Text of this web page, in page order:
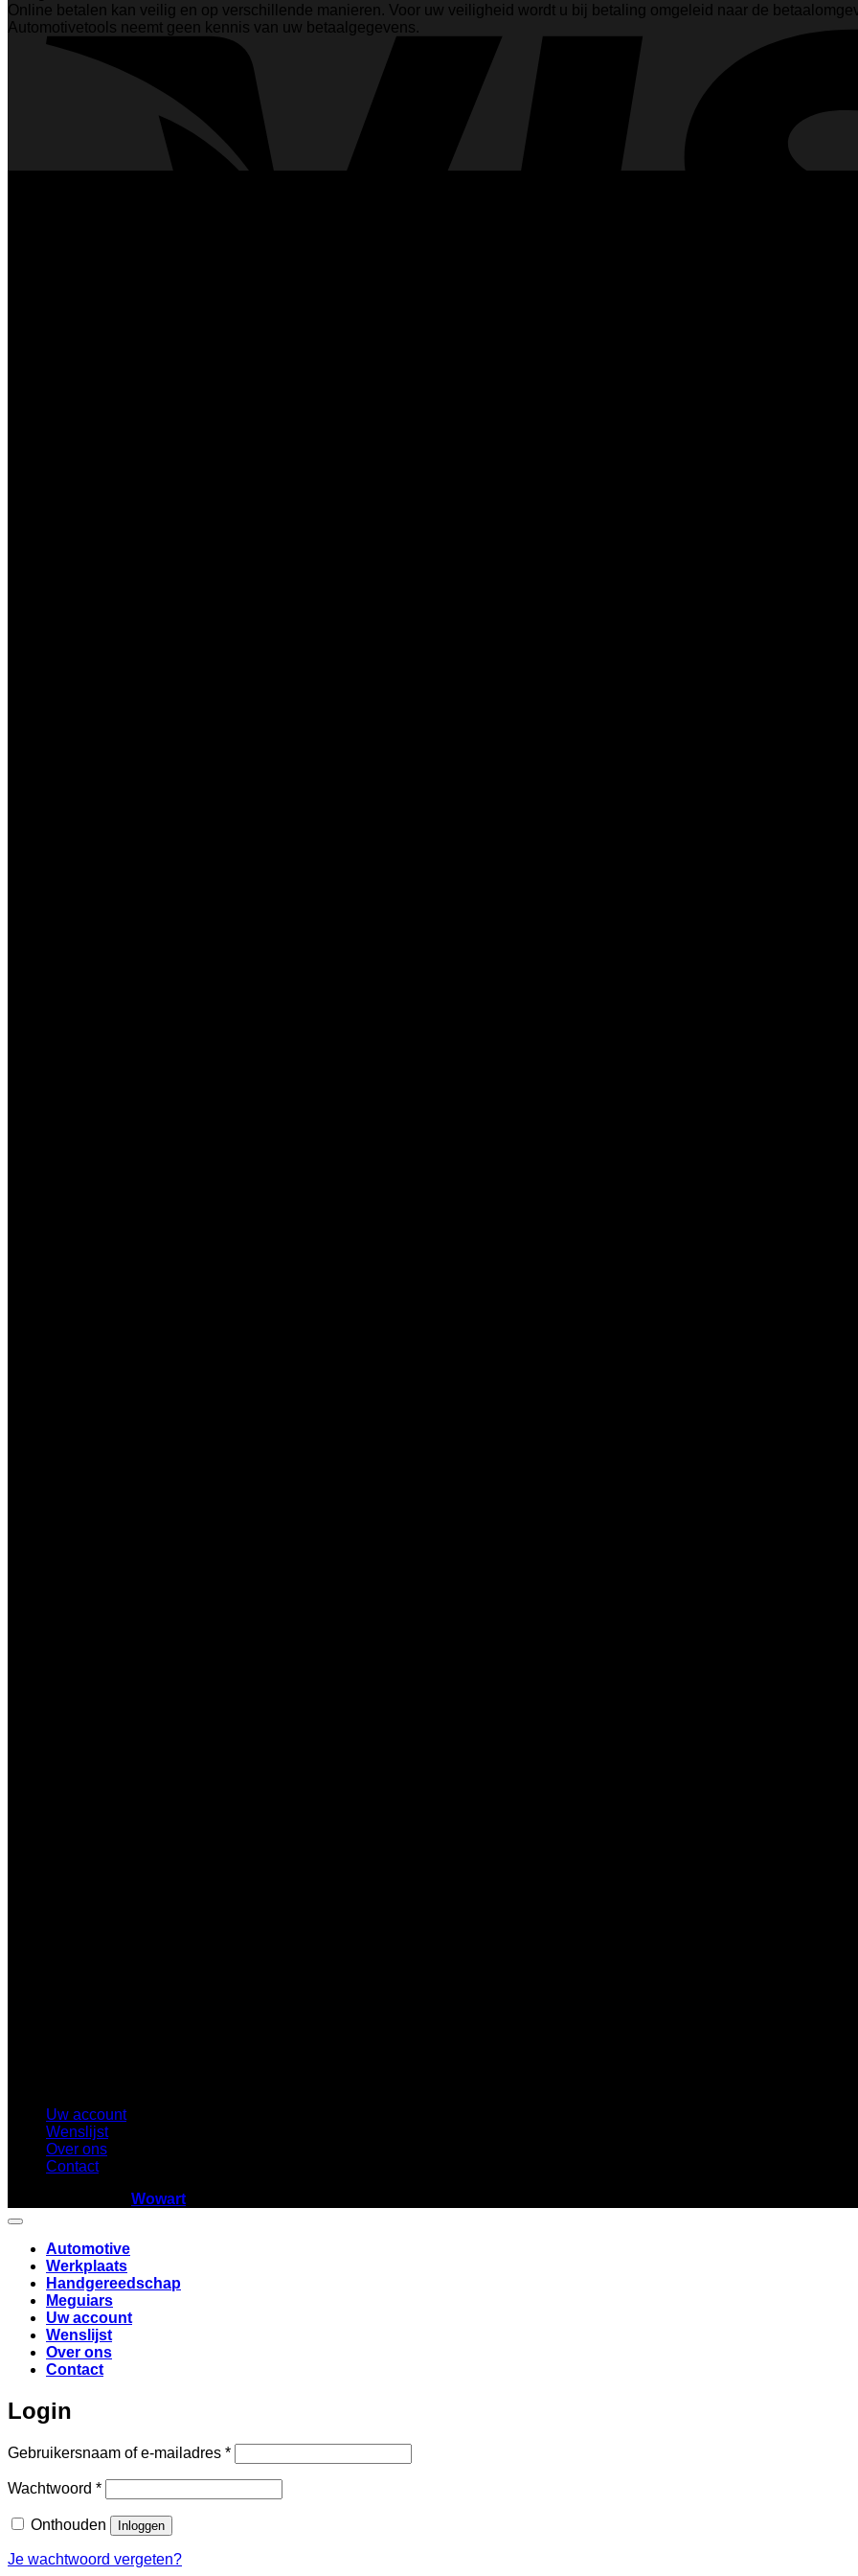
Online betalen kan veilig en op verschillende manieren. Voor uw veiligheid wordt u bij betaling omgeleid naar de
Automotivetools neemt geen kennis van uw betaalgegevens.
Uw account
Wenslijst
Over ons
Contact
Wowart
Automotive
Werkplaats
Handgereedschap
Meguiars
Uw account
Wenslijst
Over ons
Contact
Login
Gebruikersnaam of e-mailadres *Vereist
Wachtwoord *Vereist
Onthouden Inloggen
Je wachtwoord vergeten?